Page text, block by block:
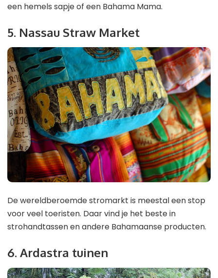
een hemels sapje of een Bahama Mama.
5. Nassau Straw Market
De wereldberoemde stromarkt is meestal een stop
voor veel toeristen. Daar vind je het beste in
strohandtassen en andere Bahamaanse producten.
6. Ardastra tuinen